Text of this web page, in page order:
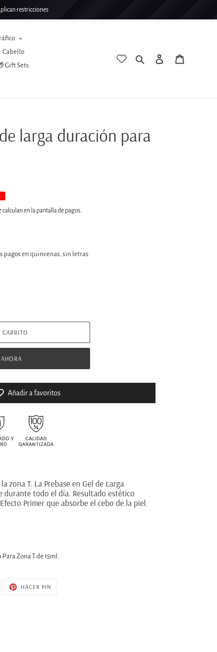
restricciones
Cabello
Gift Sets
Buscar Ingresar
larga duración para
calculan en la pantalla de pagos.
Añadir a favoritos
zona T. La Prebase en Gel de Larga
durante todo el día. Resultado estético
Primer que absorbe el cebo de la piel.
Zona T de 15ml.
HACER PIN